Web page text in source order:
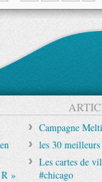
»
Campagne
les 30
Les cartes de
#chicago